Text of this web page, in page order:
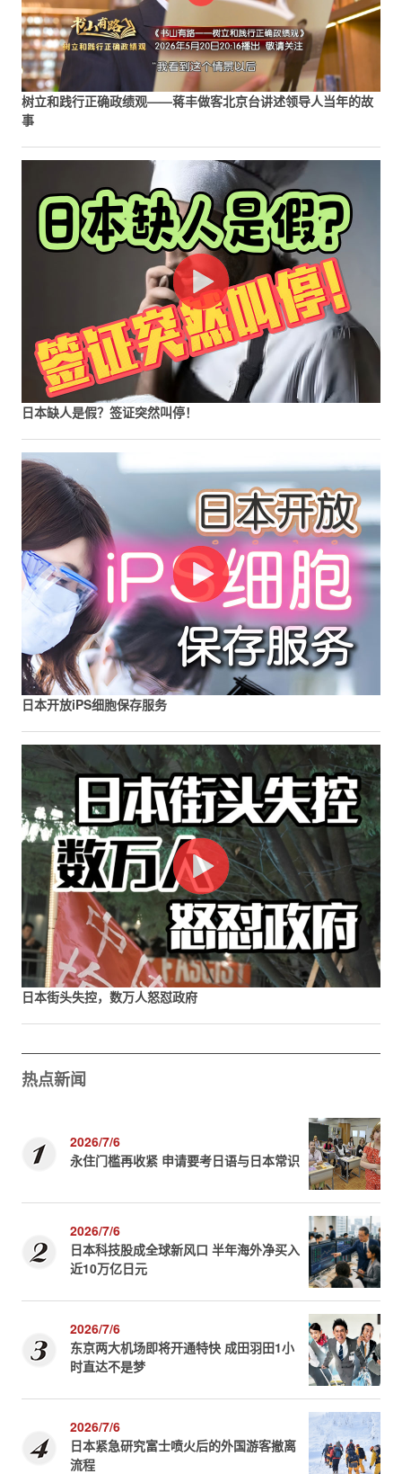
树立和践行正确政绩观——蒋丰做客北京台讲述领导人当年的故
事
日本缺人是假？签证突然叫停！
日本开放iPS细胞保存服务
日本街头失控，数万人怒怼政府
热点新闻
2026/7/6
永住门槛再收紧 申请要考日语与日本常识
2026/7/6
日本科技股成全球新风口 半年海外净买入
近10万亿日元
2026/7/6
东京两大机场即将开通特快 成田羽田1小
时直达不是梦
2026/7/6
日本紧急研究富士喷火后的外国游客撤离
流程